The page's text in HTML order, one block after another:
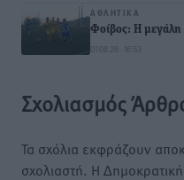
ΑΘΛΗΤΙΚΆ
Φοίβος: Η μεγάλη
07.08.26 · 16:53
Σχολιασμός
Τα σχόλια εκφράζουν
σχολιαστή. Η Δημοκρατική